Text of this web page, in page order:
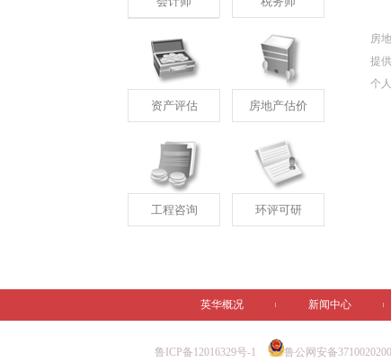
资产评估 房地产估价
工程咨询 环评可研
房
提
个
英华概况 新闻中心
鲁ICP备12016329号-1 鲁公网安备